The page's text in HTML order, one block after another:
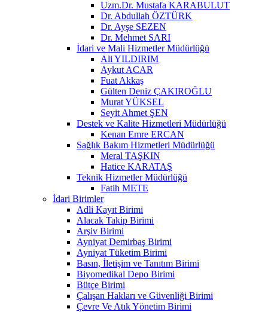
Uzm.Dr. Mustafa KARABULUT
Dr. Abdullah ÖZTÜRK
Dr. Ayşe SEZEN
Dr. Mehmet SARI
İdari ve Mali Hizmetler Müdürlüğü
Ali YILDIRIM
Aykut ACAR
Fuat Akkaş
Gülten Deniz ÇAKIROĞLU
Murat YÜKSEL
Seyit Ahmet ŞEN
Destek ve Kalite Hizmetleri Müdürlüğü
Kenan Emre ERCAN
Sağlık Bakım Hizmetleri Müdürlüğü
Meral TAŞKIN
Hatice KARATAŞ
Teknik Hizmetler Müdürlüğü
Fatih METE
İdari Birimler
Adli Kayıt Birimi
Alacak Takip Birimi
Arşiv Birimi
Ayniyat Demirbaş Birimi
Ayniyat Tüketim Birimi
Basın, İletişim ve Tanıtım Birimi
Biyomedikal Depo Birimi
Bütçe Birimi
Çalışan Hakları ve Güvenliği Birimi
Çevre Ve Atık Yönetim Birimi